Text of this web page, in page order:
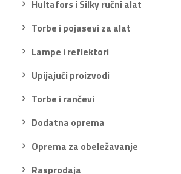
Hultafors i Silky ručni alat
Torbe i pojasevi za alat
Lampe i reflektori
Upijajući proizvodi
Torbe i rančevi
Dodatna oprema
Oprema za obeležavanje
Rasprodaja